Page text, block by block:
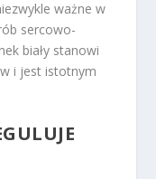
ważne w
sercowo-
biały stanowi
i jest istotnym